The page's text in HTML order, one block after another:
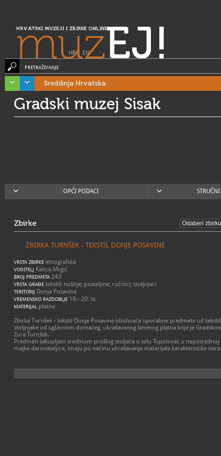
HRVATSKI MUZEJI I ZBIRKE ONLINE
muzEJ!
HR| EN
PRETRAŽIVANJE
Središnja Hrvatska
Gradski muzej Sisak
OPĆI PODACI
Zbirke
ZBIRKA TURNŠEK - TEKSTIL DONJE POSAVINE
VRSTA ZBIRKE etnografska
VODITELJ Katica Mrgić
BROJ PREDMETA 243
VRSTA GRAĐE tekstil: nošnje; posteljine; ručnici; stoljnjaci
TERITORIJ Donja Posavina
VREMENSKO RAZDOBLJE 19.- 20. st.
MATERIJAL platno
Zbirka Turnšek - tekstil Donje Posavine obuhvaća uporabne predmete od
stoljnjake od uglavnom domaćeg, ukrašavanog lanenog platna koje je
Zora Turnšek.
Predmeti sakupljani sredinom prošlog stoljeća u selu Topolovac u neposrednoj
majke darovateljice, imaju po načinu ukrašavanja materijala karakteristike